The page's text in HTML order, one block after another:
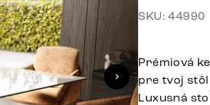
SKU: 44990
Prémiová
pre tvoj stôl
Luxusná